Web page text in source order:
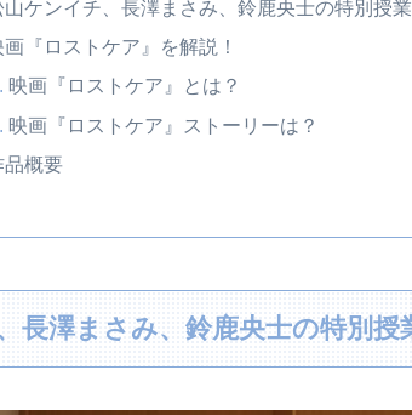
山ケンイチ、長澤まさみ、鈴鹿央士の特別授
画『ロストケア』を解説！
映画『ロストケア』とは？
映画『ロストケア』ストーリーは？
品概要
長澤まさみ、鈴鹿央士の特別授